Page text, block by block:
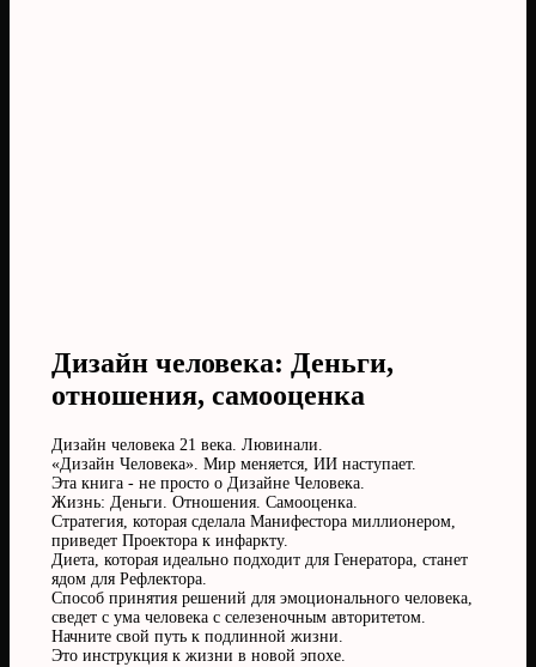
Дизайн человека: Деньги,
отношения, самооценка
Дизайн человека 21 века. Лювинали.
«Дизайн Человека». Мир меняется, ИИ наступает.
Эта книга - не просто о Дизайне Человека.
Жизнь: Деньги. Отношения. Самооценка.
Стратегия, которая сделала Манифестора миллионером,
приведет Проектора к инфаркту.
Диета, которая идеально подходит для Генератора, станет
ядом для Рефлектора.
Способ принятия решений для эмоционального человека,
сведет с ума человека с селезеночным авторитетом.
Начните свой путь к подлинной жизни.
Это инструкция к жизни в новой эпохе.